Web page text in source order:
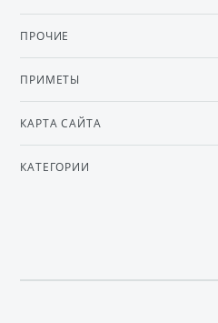
ПРОЧИЕ
ПРИМЕТЫ
КАРТА САЙТА
КАТЕГОРИИ